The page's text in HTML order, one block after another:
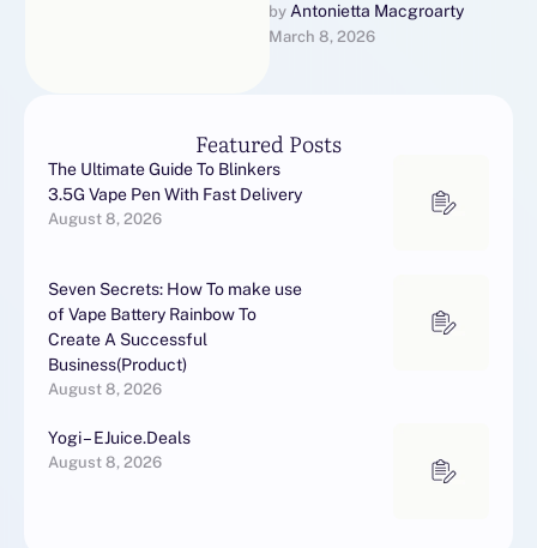
сталкиваются с
проблемами системы
by Antonietta Macgroarty
March 8, 2026
Featured Posts
The Ultimate Guide To Blinkers
3.5G Vape Pen With Fast Delivery
August 8, 2026
Seven Secrets: How To make use
of Vape Battery Rainbow To
Create A Successful
Business(Product)
August 8, 2026
Yogi – EJuice.Deals
August 8, 2026